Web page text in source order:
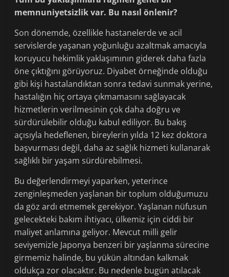
memnuniyetsizlik var. Bu nasıl önlenir?
Son dönemde, özellikle hastanelerde ve acil
servislerde yaşanan yoğunluğu azaltmak amacıyla
koruyucu hekimlik yaklaşımının giderek daha fazla
öne çıktığını görüyoruz. Diyabet örneğinde olduğu
gibi kişi hastalandıktan sonra tedavi sunmak yerine,
hastalığın hiç ortaya çıkmamasını sağlayacak
hizmetlerin verilmesinin çok daha doğru ve
sürdürülebilir olduğu kabul ediliyor. Bu bakış
açısıyla hedeflenen, bireylerin yılda 12 kez doktora
başvurması değil, daha az sağlık hizmeti kullanarak
sağlıklı bir yaşam sürdürebilmesi.
Bu değerlendirmeyi yaparken, yeterince
zenginleşmeden yaşlanan bir toplum olduğumuzu
da göz ardı etmemek gerekiyor. Yaşlanan nüfusun
gelecekteki bakım ihtiyacı, ülkemiz için ciddi bir
maliyet anlamına geliyor. Mevcut milli gelir
seviyemizle Japonya benzeri bir yaşlanma sürecine
girmemiz halinde, bu yükün altından kalkmak
oldukça zor olacaktır. Bu nedenle bugün atılacak